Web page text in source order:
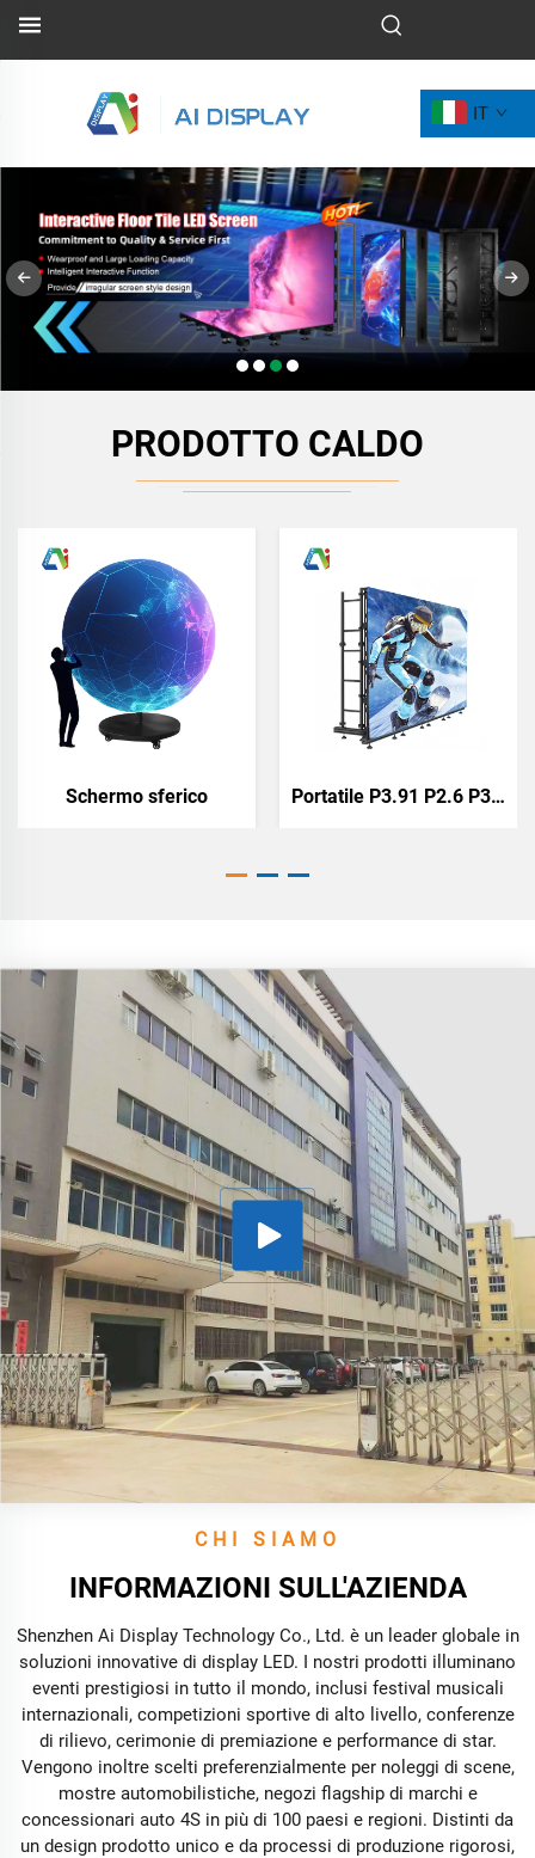
IT
PRODOTTO CALDO
Schermo sferico Portatile P3.91 P2.6 P3.9 P4.8 All'Aperto e All'Interno Schermo a LED a Tutte le Condizioni Meteorologiche Pannello Display Eventi Noleggio Retroscena Chiesa Video Wall LED
CHI SIAMO
INFORMAZIONI SULL'AZIENDA
Shenzhen Ai Display Technology Co., Ltd. è un leader globale in
soluzioni innovative di display LED. I nostri prodotti illuminano
eventi prestigiosi in tutto il mondo, inclusi festival musicali
internazionali, competizioni sportive di alto livello, conferenze
di rilievo, cerimonie di premiazione e performance di star.
Vengono inoltre scelti preferenzialmente per noleggi di scene,
mostre automobilistiche, negozi flagship di marchi e
concessionari auto 4S in più di 100 paesi e regioni. Distinti da
un design prodotto unico e da processi di produzione rigorosi,